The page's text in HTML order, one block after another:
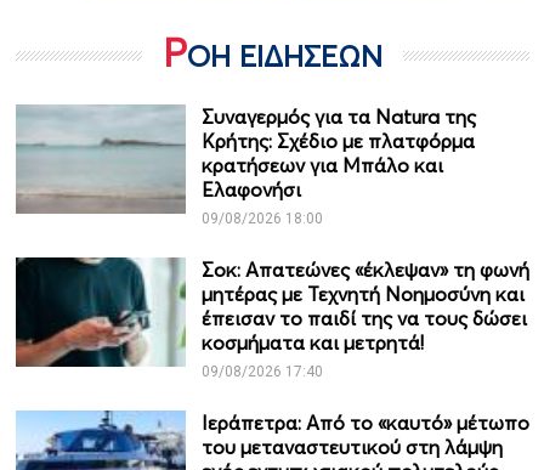
ΡΟΗ ΕΙΔΗΣΕΩΝ
Συναγερμός για τα Natura της
Κρήτης: Σχέδιο με πλατφόρμα
κρατήσεων για Μπάλο και
Ελαφονήσι
09/08/2026 18:00
Σοκ: Απατεώνες «έκλεψαν» τη φωνή
μητέρας με Τεχνητή Νοημοσύνη και
έπεισαν το παιδί της να τους δώσει
κοσμήματα και μετρητά!
09/08/2026 17:40
Ιεράπετρα: Από το «καυτό» μέτωπο
του μεταναστευτικού στη λάμψη